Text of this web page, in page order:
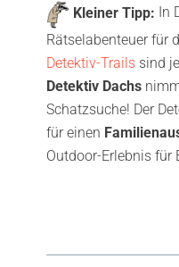
Kleiner Tipp: In
Rätselabenteuer für
Detektiv-Trails sind
Detektiv Dachs
Schatzsuche! Der
für einen
Outdoor-Erlebnis für